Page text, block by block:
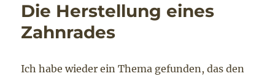
Die Herstellung eines
Zahnrades
Ich habe wieder ein Thema gefunden, das den